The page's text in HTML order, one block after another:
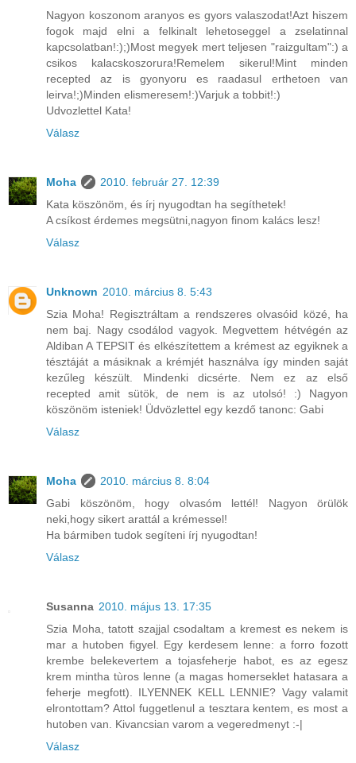
Nagyon koszonom aranyos es gyors valaszodat!Azt hiszem
fogok majd elni a felkinalt lehetoseggel a zselatinnal
kapcsolatban!:);)Most megyek mert teljesen "raizgultam":) a
csikos kalacskoszorura!Remelem sikerul!Mint minden
recepted az is gyonyoru es raadasul erthetoen van
leirva!;)Minden elismeresem!:)Varjuk a tobbit!:)
Udvozlettel Kata!
Válasz
Moha
2010. február 27. 12:39
Kata köszönöm, és írj nyugodtan ha segíthetek!
A csíkost érdemes megsütni,nagyon finom kalács lesz!
Válasz
Unknown 2010. március 8. 5:43
Szia Moha! Regisztráltam a rendszeres olvasóid közé, ha
nem baj. Nagy csodálod vagyok. Megvettem hétvégén az
Aldiban A TEPSIT és elkészítettem a krémest az egyiknek a
tésztáját a másiknak a krémjét használva így minden saját
kezűleg készült. Mindenki dicsérte. Nem ez az első
recepted amit sütök, de nem is az utolsó! :) Nagyon
köszönöm isteniek! Üdvözlettel egy kezdő tanonc: Gabi
Válasz
Moha
2010. március 8. 8:04
Gabi köszönöm, hogy olvasóm lettél! Nagyon örülök
neki,hogy sikert arattál a krémessel!
Ha bármiben tudok segíteni írj nyugodtan!
Válasz
Susanna 2010. május 13. 17:35
Szia Moha, tatott szajjal csodaltam a kremest es nekem is
mar a hutoben figyel. Egy kerdesem lenne: a forro fozott
krembe belekevertem a tojasfeherje habot, es az egesz
krem mintha tùros lenne (a magas homerseklet hatasara a
feherje megfott). ILYENNEK KELL LENNIE? Vagy valamit
elrontottam? Attol fuggetlenul a tesztara kentem, es most a
hutoben van. Kivancsian varom a vegeredmenyt :-|
Válasz